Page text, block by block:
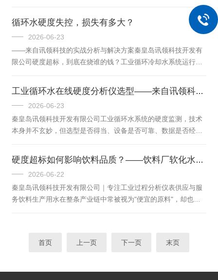
上蹿；设备突然停机抢修、生产节奏全乱套。这两件事，往往都
跟水里那个看不见摸不着的“硬度”有关。循环水系统运行中，水
分不断蒸发，钙、镁离子浓度持续升高。当硬度越过临界值，碳
酸钙、硫酸钙就会在换热面、管壁上结晶沉积。行业数据显示，
仅0.6毫米厚的垢层就能让传热效率下降约20%；水冷器结垢每增
加1毫米，换热效率下降10%~15%，设备非计划停车单次损失高
循环水硬度失控，损失有多大？
2026-06-23
——来自讯领科技的实战分析与解决方案秦皇岛讯领科技开发有
限公司硬度超标，到底在烧谁的钱？工业循环冷却水系统运行久
蹿；二是设备突然停机抢修，生产节奏全乱套。这两件事，往往
都跟水里那个看不见摸不着的"硬度"有关。循环水系统在运行
中，水份不断蒸发，钙、镁离子浓度持续升高。当硬度越过临界
值，碳酸钙、硫酸钙就会在换热面、管壁上结晶沉积。行业数据
显示，仅0.6毫米厚的垢层就能让传热效率下降约20%，而水冷器
工业循环水在线硬度分析仪选型——来自讯领科技的实战建议
2026-06-23
秦皇岛讯领科技开发有限公司工业循环水系统的硬度监测，技术
本身并不玄妙，但选型是否得当、设备是否可靠、数据是否经得
在实际运行中遇到的困扰，往往都能追溯到监测环节的不确定：
数据准不准、设备稳不稳、维护烦不烦。讯领科技进入水质分析
领域，就是为了提供可靠的数据支持，让水质管理有据可依。我
们从技术人员的实际工作场景出发，结合意大利
APURADUROMAT系列在线分析仪的产品特性，整理了一份循环
硬度超标如何影响饮料品质？——饮料厂软化水在线监测系统配置指南
2026-06-22
秦皇岛讯领科技开发有限公司｜专注工业过程分析仪表供应与服
务饮料生产用水在整条产业链中常被视为"便宜的原料"，却也是
人员提供软化水硬度在线监测的专项选型与应用参考。一、饮料
首页 上一页 下一页 末页